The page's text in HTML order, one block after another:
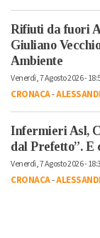
Rifiuti da fuori
Giuliano
Ambiente
Venerdì, 7 Agosto 2026 -
CRONACA-
Infermieri Asl,
dal Prefetto”. E
Venerdì, 7 Agosto 2026 -
CRONACA-